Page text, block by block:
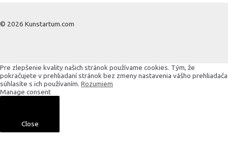
© 2026 Kunstartum.com
Pre zlepšenie kvality našich stránok používame cookies. Tým, že
pokračujete v prehliadaní stránok bez zmeny nastavenia vášho prehliadača
súhlasíte s ich používaním. Rozumiem
Manage consent
Close